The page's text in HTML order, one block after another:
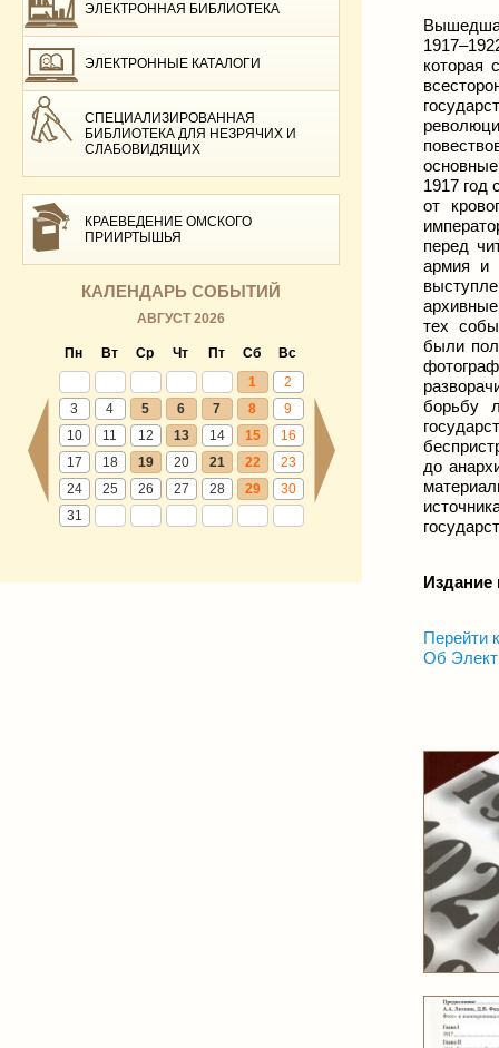
ЭЛЕКТРОННАЯ БИБЛИОТЕКА
ЭЛЕКТРОННЫЕ КАТАЛОГИ
СПЕЦИАЛИЗИРОВАННАЯ
БИБЛИОТЕКА ДЛЯ НЕЗРЯЧИХ И
СЛАБОВИДЯЩИХ
КРАЕВЕДЕНИЕ ОМСКОГО
ПРИИРТЫШЬЯ
КАЛЕНДАРЬ СОБЫТИЙ
АВГУСТ 2026
Пн Вт Ср Чт Пт Сб
Вс
1
2
3
4 5 6 7 8
9
10
11 12 13 14 15
16
17
18 19 20 21 22
23
24
25 26 27 28 29
30
31
которая
1917 год
от
перед
армия и
тех
были
борьбу
до
Издание
Перейти
Об